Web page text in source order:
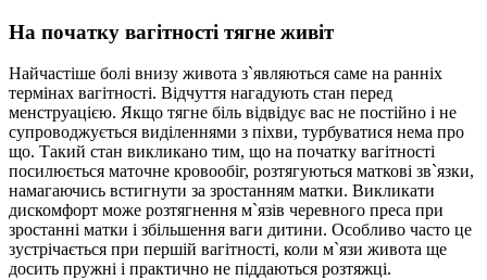
На початку вагітності тягне живіт
Найчастіше болі внизу живота з`являються саме на ранніх
термінах вагітності. Відчуття нагадують стан перед
менструацією. Якщо тягне біль відвідує вас не постійно і не
супроводжується виділеннями з піхви, турбуватися нема про
що. Такий стан викликано тим, що на початку вагітності
посилюється маточне кровообіг, розтягуються маткові зв`язки,
намагаючись встигнути за зростанням матки. Викликати
дискомфорт може розтягнення м`язів черевного преса при
зростанні матки і збільшення ваги дитини. Особливо часто це
зустрічається при першій вагітності, коли м`язи живота ще
досить пружні і практично не піддаються розтяжці.